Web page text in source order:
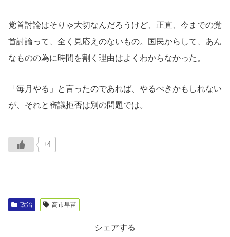
党首討論はそりゃ大切なんだろうけど、正直、今までの党
首討論って、全く見応えのないもの。国民からして、あん
なものの為に時間を割く理由はよくわからなかった。
「毎月やる」と言ったのであれば、やるべきかもしれない
が、それと審議拒否は別の問題では。
+4
政治 高市早苗
シェアする